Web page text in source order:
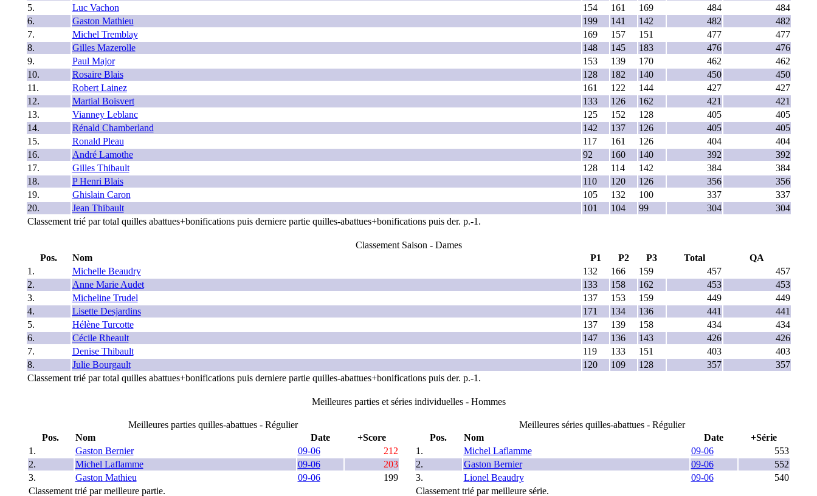
5.
Luc Vachon 154 161 169 484
484
6.
Gaston Mathieu 199 141 142 482
482
7.
Michel Tremblay 169 157 151 477
477
8.
Gilles Mazerolle 148 145 183 476
476
9.
Paul Major 153 139 170 462
462
10.
Rosaire Blais 128 182 140 450
450
11.
Robert Lainez 161 122 144 427
427
12.
Martial Boisvert 133 126 162 421
421
13.
Vianney Leblanc 125 152 128 405
405
14.
Rénald Chamberland 142 137 126 405
405
15.
Ronald Pleau 117 161 126 404
404
16.
André Lamothe 92 160 140 392
392
17.
Gilles Thibault 128 114 142 384
384
18.
P Henri Blais 110 120 126 356
356
19.
Ghislain Caron 105 132 100 337
337
20.
Jean Thibault 101 104 99 304
304
Classement trié par total quilles abattues+bonifications puis derniere partie quilles-abattues+bonifications puis der. p.-1.
Classement Saison - Dames
Pos.
Nom P1 P2 P3 Total
QA
1.
Michelle Beaudry 132 166 159 457
457
2.
Anne Marie Audet 133 158 162 453
453
3.
Micheline Trudel 137 153 159 449
449
4.
Lisette Desjardins 171 134 136 441
441
5.
Hélène Turcotte 137 139 158 434
434
6.
Cécile Rheault 147 136 143 426
426
7.
Denise Thibault 119 133 151 403
403
8.
Julie Bourgault 120 109 128 357
357
Classement trié par total quilles abattues+bonifications puis derniere partie quilles-abattues+bonifications puis der. p.-1.
Meilleures parties et séries individuelles - Hommes
Meilleures parties quilles-abattues - Régulier
Pos.
Nom Date
+Score
1.
Gaston Bernier 09-06
212
2.
Michel Laflamme 09-06
203
3.
Gaston Mathieu 09-06
199
Classement trié par meilleure partie.
Meilleures séries quilles-abattues - Régulier
Pos.
Nom Date
+Série
1.
Michel Laflamme 09-06
553
2.
Gaston Bernier 09-06
552
3.
Lionel Beaudry 09-06
540
Classement trié par meilleure série.